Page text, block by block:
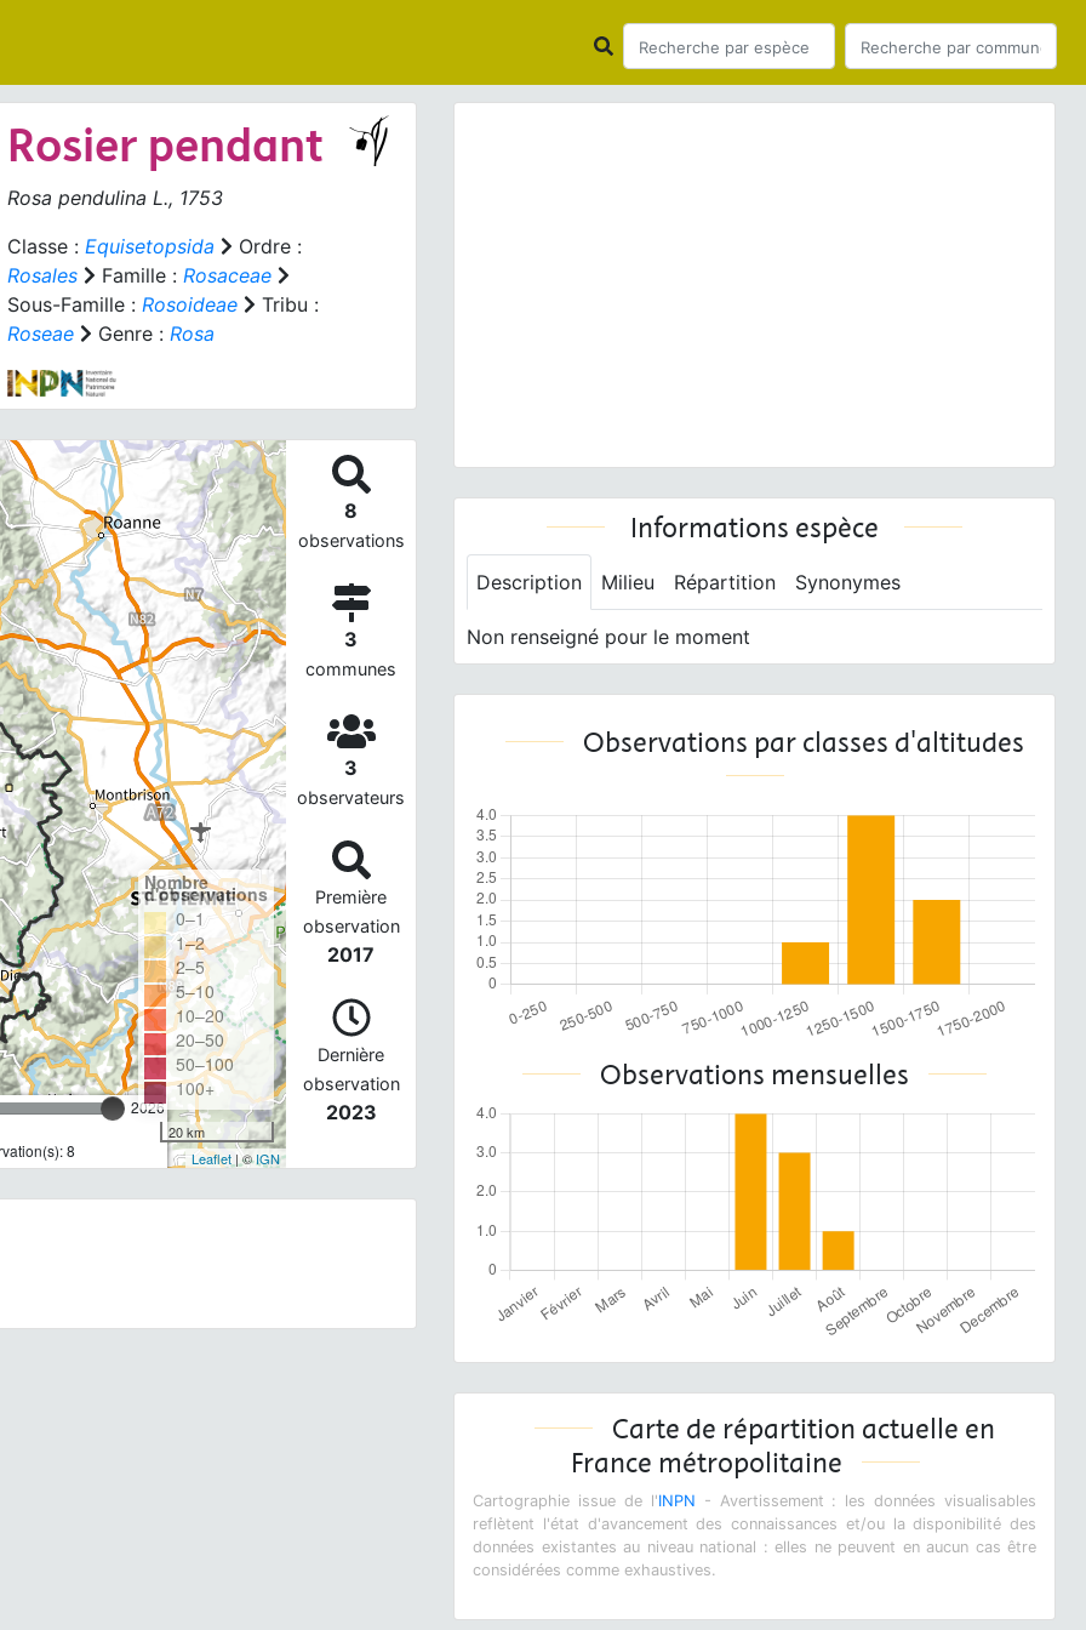
Rosier pendant
Rosa pendulina L., 1753
Classe : Equisetopsida
Ordre :
Rosales
Famille : Rosaceae
Sous-Famille : Rosoideae
Tribu :
Roseae
Genre : Rosa
2026
8
Nombre
d'observations
0–1
1–2
2–5
5–10
10–20
20–50
50–100
100+
20 km
Leaflet| ©IGN
8
observations
3
communes
3
observateurs
Première
observation
2017
Dernière
observation
2023
Informations espèce
Description Milieu Répartition Synonymes
Non renseigné pour le moment
Observations par classes d'altitudes
Observations mensuelles
Carte de répartition actuelle en
France métropolitaine
Cartographie issue de l'INPN - Avertissement : les données visualisables
reflètent l'état d'avancement des connaissances et/ou la disponibilité des
données existantes au niveau national : elles ne peuvent en aucun cas être
considérées comme exhaustives.